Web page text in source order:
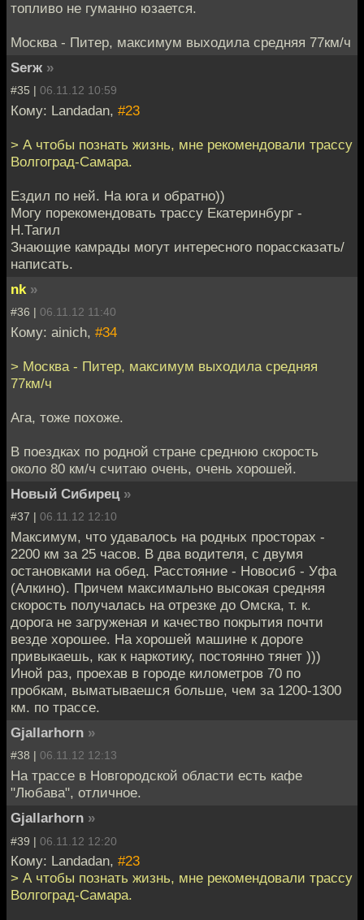
топливо не гуманно юзается.
Москва - Питер, максимум выходила средняя 77км/ч
Serж »
#35 | 06.11.12 10:59
Кому: Landadan, #23
> А чтобы познать жизнь, мне рекомендовали трассу
Волгоград-Самара.
Ездил по ней. На юга и обратно))
Могу порекомендовать трассу Екатеринбург -
Н.Тагил
Знающие камрады могут интересного порассказать/
написать.
nk »
#36 | 06.11.12 11:40
Кому: ainich, #34
> Москва - Питер, максимум выходила средняя
77км/ч
Ага, тоже похоже.
В поездках по родной стране среднюю скорость
около 80 км/ч считаю очень, очень хорошей.
Новый Сибирец »
#37 | 06.11.12 12:10
Максимум, что удавалось на родных просторах -
2200 км за 25 часов. В два водителя, с двумя
остановками на обед. Расстояние - Новосиб - Уфа
(Алкино). Причем максимально высокая средняя
скорость получалась на отрезке до Омска, т. к.
дорога не загруженая и качество покрытия почти
везде хорошее. На хорошей машине к дороге
привыкаешь, как к наркотику, постоянно тянет )))
Иной раз, проехав в городе километров 70 по
пробкам, выматываешся больше, чем за 1200-1300
км. по трассе.
Gjallarhorn »
#38 | 06.11.12 12:13
На трассе в Новгородской области есть кафе
"Любава", отличное.
Gjallarhorn »
#39 | 06.11.12 12:20
Кому: Landadan, #23
> А чтобы познать жизнь, мне рекомендовали трассу
Волгоград-Самара.